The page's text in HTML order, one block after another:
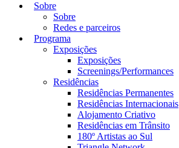
Sobre
Sobre
Redes e parceiros
Programa
Exposições
Exposições
Screenings/Performances
Residências
Residências Permanentes
Residências Internacionais
Alojamento Criativo
Residências em Trânsito
180º Artistas ao Sul